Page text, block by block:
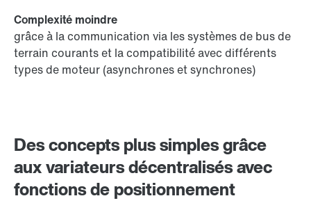
Des concepts plus simples grâce
aux variateurs décentralisés avec
fonctions de positionnement
Complexité moindre
grâce à la communication via les systèmes de bus de
terrain courants et la compatibilité avec différents
types de moteur (asynchrones et synchrones)